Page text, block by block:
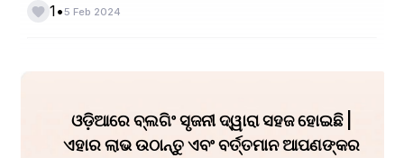
1•5 Feb 2024
ଓଡ଼ିଆରେ ବ୍ଲଗିଂ ସୃଜନୀ ଦ୍ୱାରା ସହଜ ହୋଇଛି |
ଏହାର ଲାଭ ଉଠାନ୍ତୁ ଏବଂ ବର୍ତ୍ତମାନ ଆପଣଙ୍କର